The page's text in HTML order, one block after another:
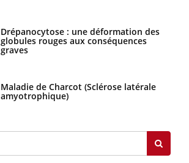
Drépanocytose : une déformation des
globules rouges aux conséquences
graves
Maladie de Charcot (Sclérose latérale
amyotrophique)